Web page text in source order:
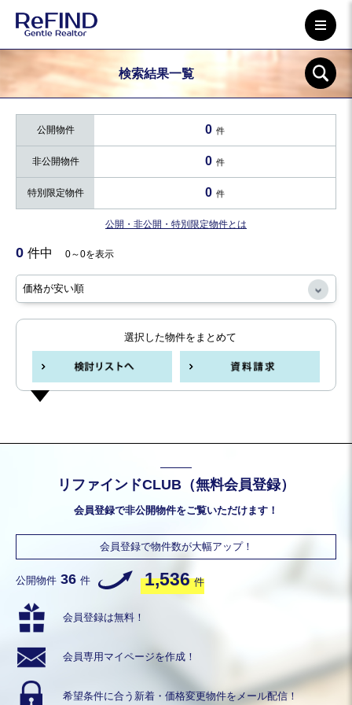
検索結果一覧
公開物件 0 件
非公開物件 0 件
特別限定物件 0 件
公開・非公開・特別限定物件とは
0 件中 0～0を表示
選択した物件をまとめて
リファインドCLUB（無料会員登録）
会員登録で非公開物件をご覧いただけます！
会員登録で物件数が大幅アップ！
公開物件 36 件 1,536 件
会員登録は無料！
会員専用 マイページを作成！
希望条件に合う 新着・価格変更物件をメール配信！